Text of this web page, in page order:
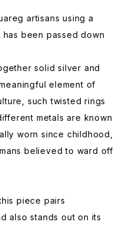
artisans using a
been passed down
solid silver and
element of
such twisted rings
metals are known
worn since childhood,
believed to ward off
piece pairs
also stands out on its